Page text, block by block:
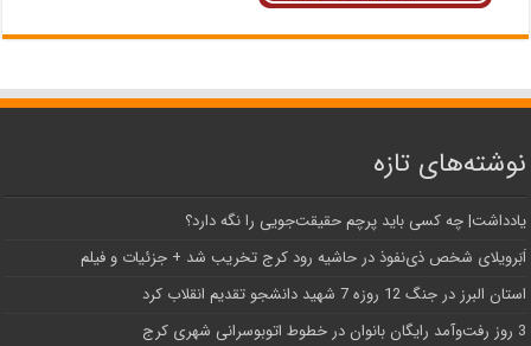
نوشته‌های تازه
یادداشت| ‌چه کسی باید پرچم حقیقت‌جویی را نگه دارد؟
اَبَر‌ویلای شخص ذی‌نفوذ در حاشیه‌ رود کرج تخریب شد + جزئیات و فیلم
استان البرز در جنگ 12 روزه 7 شهید دانشجو تقدیم انقلاب کرد
3 روز رفت‌وآمد رایگان بانوان در خطوط اتوبوسرانی شهری کرج